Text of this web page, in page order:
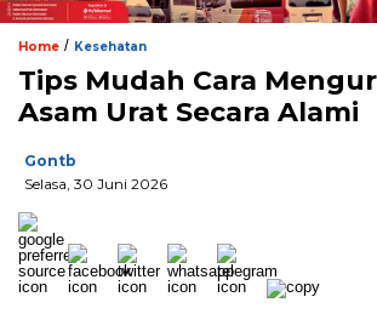
Home / Kesehatan
Tips Mudah Cara
Asam Urat Secara Alami
Gontb
Selasa, 30 Juni 2026